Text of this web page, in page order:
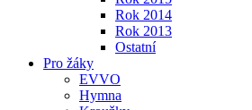
Rok 2014
Rok 2013
Ostatní
Pro žáky
EVVO
Hymna